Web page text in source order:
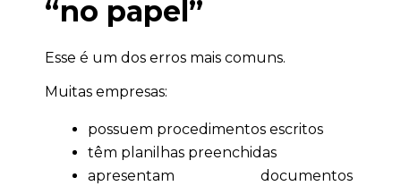
“no papel”
Esse é um dos erros mais comuns.
Muitas empresas:
possuem procedimentos escritos
têm planilhas preenchidas
apresentam documentos